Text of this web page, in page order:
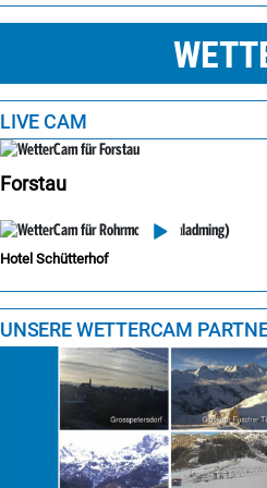
Sankt Pölten
LIVE CAM
Forstau
Hotel Schütterhof
UNSERE WETTERCAM